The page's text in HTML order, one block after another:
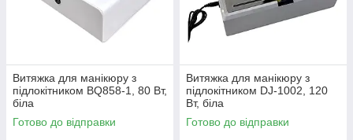
Витяжка для манікюру з
підлокітником BQ858-1, 80 Вт,
біла
Готово до відправки
Витяжка для манікюру з
підлокітником DJ-1002, 120
Вт, біла
Готово до відправки